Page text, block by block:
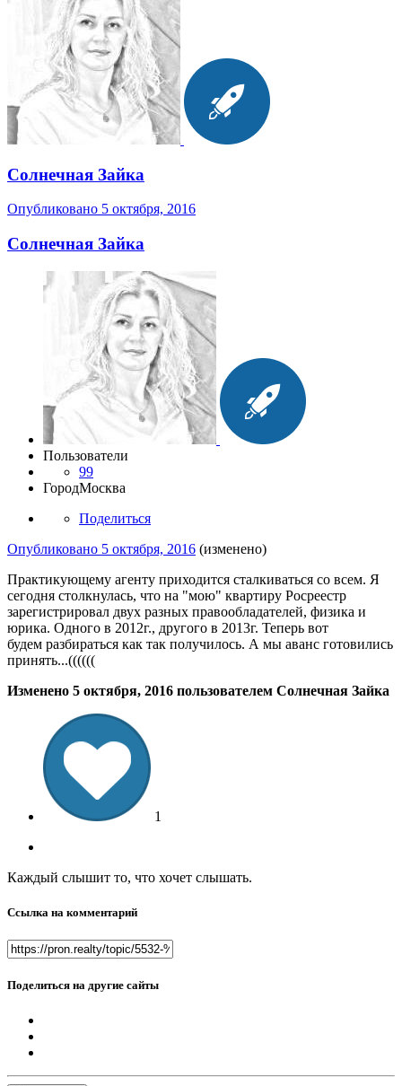
Солнечная Зайка
Опубликовано 5 октября, 2016
Солнечная Зайка
Пользователи
99
ГородМосква
Поделиться
Опубликовано 5 октября, 2016 (изменено)
Практикующему агенту приходится сталкиваться со всем. Я
сегодня столкнулась, что на "мою" квартиру Росреестр
зарегистрировал двух разных правообладателей, физика и
юрика. Одного в 2012г., другого в 2013г. Теперь вот
будем разбираться как так получилось. А мы аванс готовились
принять...((((((
Изменено 5 октября, 2016 пользователем Солнечная Зайка
1
Каждый слышит то, что хочет слышать.
Ссылка на комментарий
Поделиться на другие сайты